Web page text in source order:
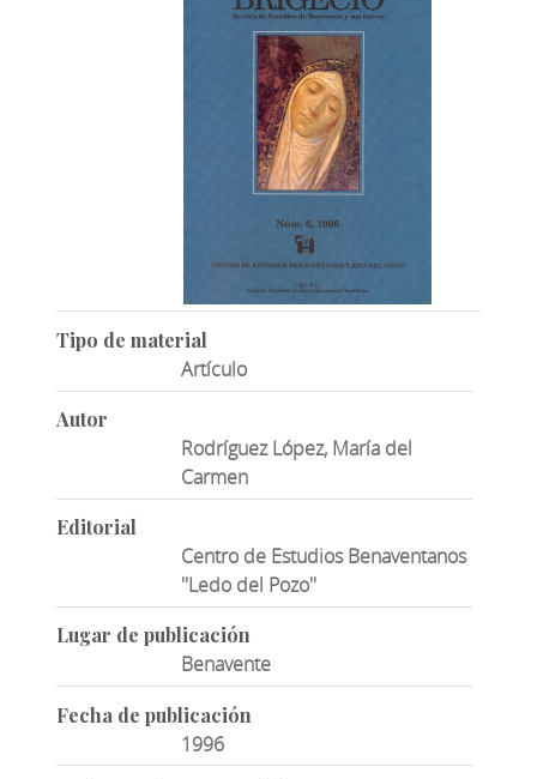
Tipo de material
Artículo
Autor
Rodríguez López, María del
Carmen
Editorial
Centro de Estudios Benaventanos
''Ledo del Pozo''
Lugar de publicación
Benavente
Fecha de publicación
1996